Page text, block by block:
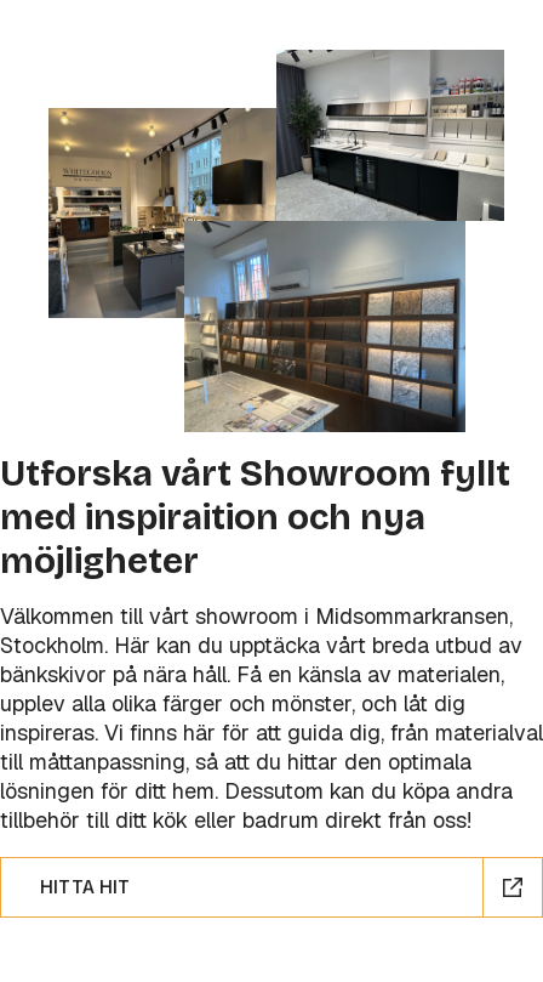
Utforska vårt Showroom fyllt
med inspiraition och nya
möjligheter
Välkommen till vårt showroom i Midsommarkransen,
Stockholm. Här kan du upptäcka vårt breda utbud av
bänkskivor på nära håll. Få en känsla av materialen,
upplev alla olika färger och mönster, och låt dig
inspireras. Vi finns här för att guida dig, från materialval
till måttanpassning, så att du hittar den optimala
lösningen för ditt hem. Dessutom kan du köpa andra
tillbehör till ditt kök eller badrum direkt från oss!
HITTA HIT